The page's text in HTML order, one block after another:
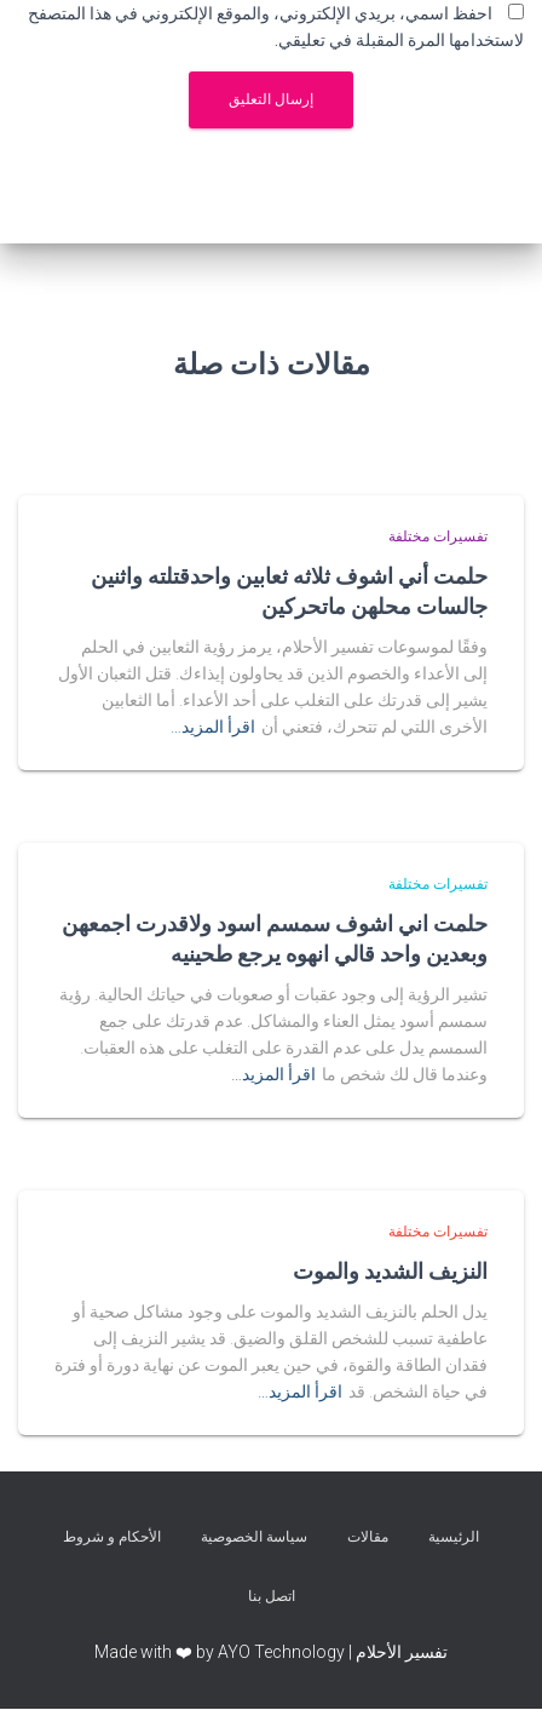
احفظ اسمي، بريدي الإلكتروني، والموقع الإلكتروني في هذا المتصفح
لاستخدامها المرة المقبلة في تعليقي.
مقالات ذات صلة
تفسيرات مختلفة
حلمت أني اشوف ثلاثه ثعابين واحدقتلته واثنين
جالسات محلهن ماتحركين
وفقًا لموسوعات تفسير الأحلام، يرمز رؤية الثعابين في الحلم
إلى الأعداء والخصوم الذين قد يحاولون إيذاءك. قتل الثعبان الأول
يشير إلى قدرتك على التغلب على أحد الأعداء. أما الثعابين
الأخرى اللتي لم تتحرك، فتعني أن اقرأ المزيد…
تفسيرات مختلفة
حلمت اني اشوف سمسم اسود ولاقدرت اجمعهن
وبعدين واحد قالي انهوه يرجع طحينيه
تشير الرؤية إلى وجود عقبات أو صعوبات في حياتك الحالية. رؤية
سمسم أسود يمثل العناء والمشاكل. عدم قدرتك على جمع
السمسم يدل على عدم القدرة على التغلب على هذه العقبات.
وعندما قال لك شخص ما اقرأ المزيد…
تفسيرات مختلفة
النزيف الشديد والموت
يدل الحلم بالنزيف الشديد والموت على وجود مشاكل صحية أو
عاطفية تسبب للشخص القلق والضيق. قد يشير النزيف إلى
فقدان الطاقة والقوة، في حين يعبر الموت عن نهاية دورة أو فترة
في حياة الشخص. قد اقرأ المزيد…
الرئيسية مقالات سياسة الخصوصية الأحكام و شروط
اتصل بنا
تفسير الأحلام | Made with ❤️ by AYO Technology